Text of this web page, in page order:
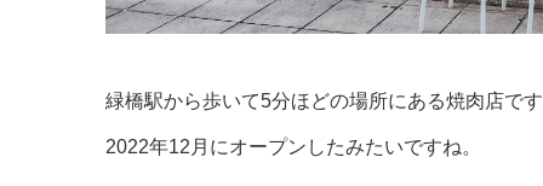
緑橋駅から歩いて5分ほどの場所にある焼肉店で
2022年12月にオープンしたみたいですね。